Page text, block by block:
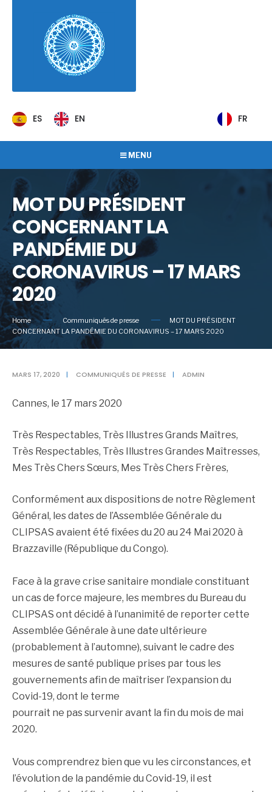
FR
ES EN
MENU
MOT DU PRÉSIDENT
CONCERNANT LA
PANDÉMIE DU
CORONAVIRUS – 17 MARS
2020
Home Communiqués de presse
MOT DU PRÉSIDENT
CONCERNANT LA PANDÉMIE DU CORONAVIRUS – 17 MARS 2020
MARS 17, 2020 | COMMUNIQUÉS DE PRESSE | ADMIN
Cannes, le 17 mars 2020
Très Respectables, Très Illustres Grands Maîtres,
Très Respectables, Très Illustres Grandes Maîtresses,
Mes Très Chers Sœurs, Mes Très Chers Frères,
Conformément aux dispositions de notre Règlement
Général, les dates de l’Assemblée Générale du
CLIPSAS avaient été fixées du 20 au 24 Mai 2020 à
Brazzaville (République du Congo).
Face à la grave crise sanitaire mondiale constituant
un cas de force majeure, les membres du Bureau du
CLIPSAS ont décidé à l’unanimité de reporter cette
Assemblée Générale à une date ultérieure
(probablement à l’automne), suivant le cadre des
mesures de santé publique prises par tous les
gouvernements afin de maîtriser l’expansion du
Covid-19, dont le terme
pourrait ne pas survenir avant la fin du mois de mai
2020.
Vous comprendrez bien que vu les circonstances, et
l’évolution de la pandémie du Covid-19, il est